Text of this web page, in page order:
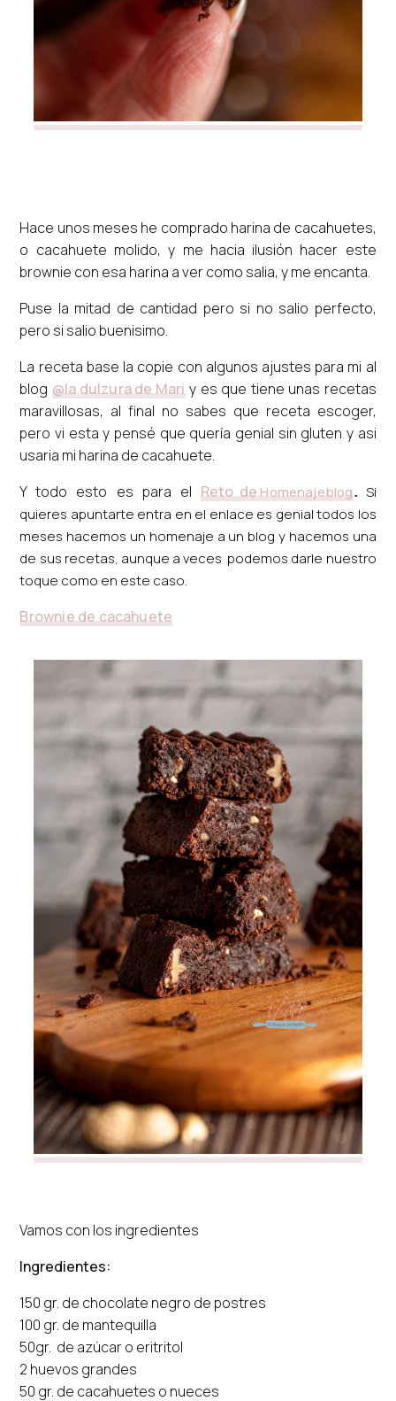
Hace unos meses he comprado harina de cacahuetes,
o cacahuete molido, y me hacia ilusión hacer este
brownie con esa harina a ver como salia, y me encanta.
Puse la mitad de cantidad pero si no salio perfecto,
pero si salio buenisimo.
La receta base la copie con algunos ajustes para mi al
blog @la dulzura de Mariy es que tiene unas recetas
maravillosas, al final no sabes que receta escoger,
pero vi esta y pensé que quería genial sin gluten y asi
usaria mi harina de cacahuete.
Y todo esto es para el Reto deHomenajeblog.Si
quieres apuntarte entra en el enlace es genial todos los
meses hacemos un homenaje a un blog y hacemos una
de sus recetas, aunque a veces podemos darle nuestro
toque como en este caso.
Brownie de cacahuete
Vamos con los ingredientes
Ingredientes:
150 gr. de chocolate negro de postres
100 gr. de mantequilla
50gr. de azúcar o eritritol
2 huevos grandes
50 gr. de cacahuetes o nueces